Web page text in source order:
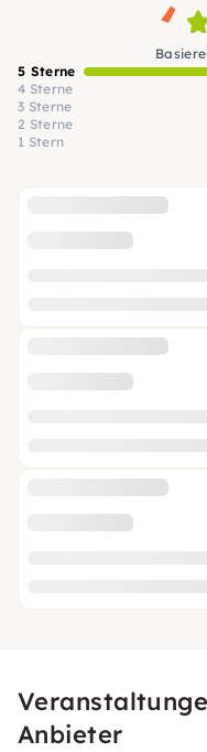
5 Sterne
4 Sterne
3 Sterne
2 Sterne
1 Stern
Anbieter